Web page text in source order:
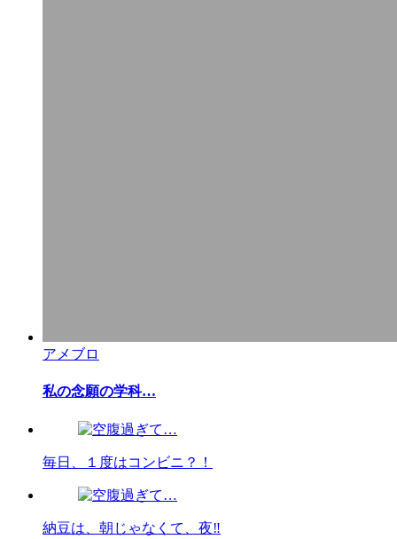
アメブロ
私の念願の学科…
毎日、１度はコンビニ？！
納豆は、朝じゃなくて、夜‼︎